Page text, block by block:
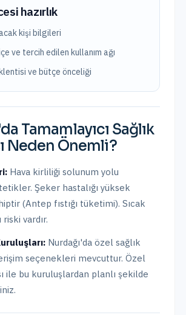
hazırlık
kişi bilgileri
ve tercih edilen kullanım ağı
ve bütçe önceliği
Tamamlayıcı Sağlık
Neden Önemli?
Hava kirliliği solunum yolu
Şeker hastalığı yüksek
(Antep fıstığı tüketimi). Sıcak
vardır.
Nurdağı'da özel sağlık
seçenekleri mevcuttur. Özel
ile bu kuruluşlardan planlı şekilde